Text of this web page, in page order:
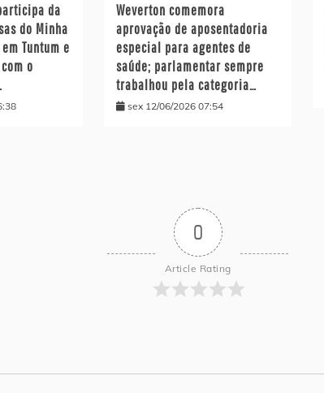
da
do Minha
Tuntum e
o
Weverton comemora
aprovação de aposentadoria
especial para agentes de
saúde; parlamentar sempre
trabalhou pela categoria…
sex 12/06/2026 07:54
0
Article Rating